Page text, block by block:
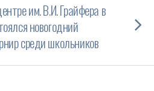
им. В.И. Грайфера в
новогодний
среди школьников